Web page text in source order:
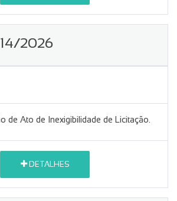
2026
de Ato de Inexigibilidade de Licitação.
DETALHES